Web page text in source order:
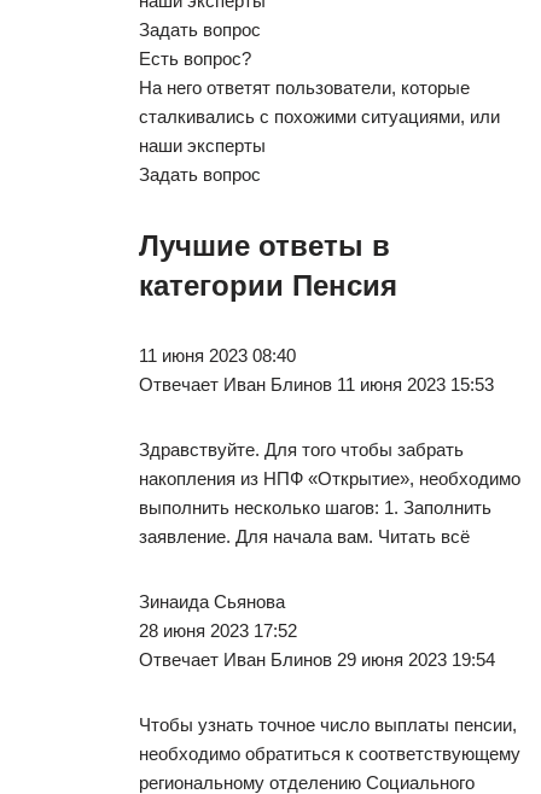
Задать вопрос
Есть вопрос?
На него ответят пользователи, которые
сталкивались с похожими ситуациями, или
наши эксперты
Задать вопрос
Лучшие ответы в
категории Пенсия
11 июня 2023 08:40
Отвечает Иван Блинов 11 июня 2023 15:53
Здравствуйте. Для того чтобы забрать
накопления из НПФ «Открытие», необходимо
выполнить несколько шагов: 1. Заполнить
заявление. Для начала вам. Читать всё
Зинаида Сьянова
28 июня 2023 17:52
Отвечает Иван Блинов 29 июня 2023 19:54
Чтобы узнать точное число выплаты пенсии,
необходимо обратиться к соответствующему
региональному отделению Социального